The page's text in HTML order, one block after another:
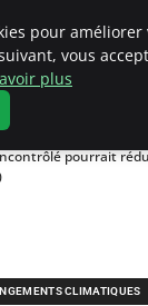
pourrait
CLIMATIQUES
pour
vous
plus